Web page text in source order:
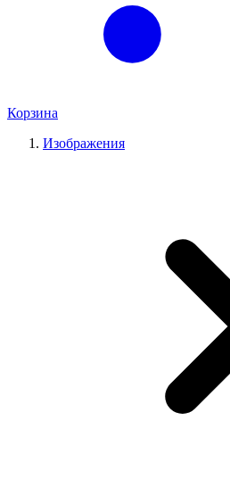
Корзина
Изображения